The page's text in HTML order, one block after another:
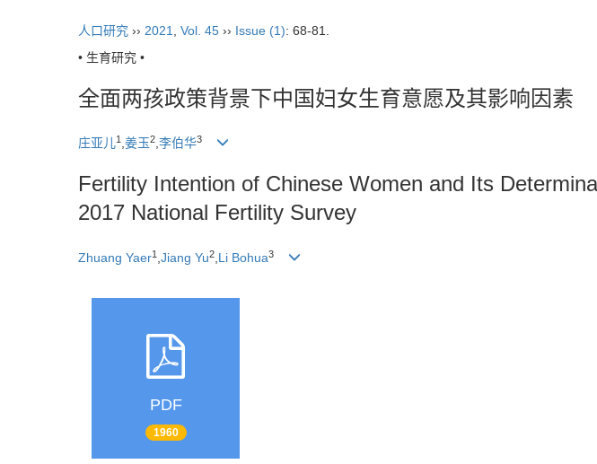
人口研究 ›› 2021 Vol. 45 ›› Issue (1): 68-81.
• 生育研究 •
全面两孩政策背景下中国妇女生育意愿及其影响因素
庄亚儿1 ,姜玉2,李伯华3
Fertility Intention of Chinese Women and Its
2017 National Fertility Survey
Zhuang Yaer1 Jiang Yu2 Li Bohua3
PDF
1960